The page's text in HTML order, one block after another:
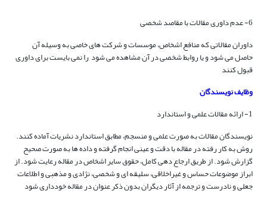
6- عدم داوری مقالات با مقاصد شخصی
داوران مقالاتی که منافع اشخاص، موسسات و شرکت های خاصی به وسیله آن
حاصل می شود و یا روابط شخصی در آن مشاهده می شود را نمی بایست برای داوری
قبول کنند
وظایف نویسندگان
1- ارائه مقالات علمی و استاندارد
نویسندگان مقالات به صورت علمی و منسجم، مطابق استاندارد نشریات آماده کنند.
روش به کار رفته در مقاله با دقت و عینی انجام گرفته و داده ها به صورت صحیح
گزارش شود. از طریق ارجاع دهی کامل، حقوق سایر اشخاص در مقاله رعایت شود. از
ابراز موضوعات حساس و غیراخلاقی، سلیقه ای و شخصی، نژادی و مذهبی و اطلاعات
جعلی و نادرست و ترجمه از آثار دیگران بدون ذکر عنوان در مقاله خودداری شود